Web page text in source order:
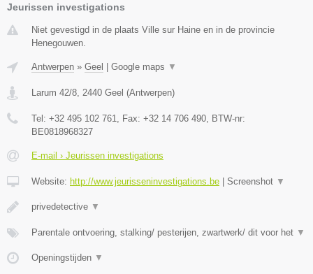
Jeurissen investigations
Niet gevestigd in de plaats Ville sur Haine en in de provincie
Henegouwen.
Antwerpen » Geel | Google maps ▼
Larum 42/8 2440 Geel (Antwerpen)
Tel: +32 495 102 761 , Fax: +32 14 706 490 , BTW-nr:
BE0818968327
E-mail › Jeurissen investigations
Website: http://www.jeurisseninvestigations.be | Screenshot ▼
privedetective ▼
Parentale ontvoering, stalking/ pesterijen, zwartwerk/ dit voor het ▼
Openingstijden ▼